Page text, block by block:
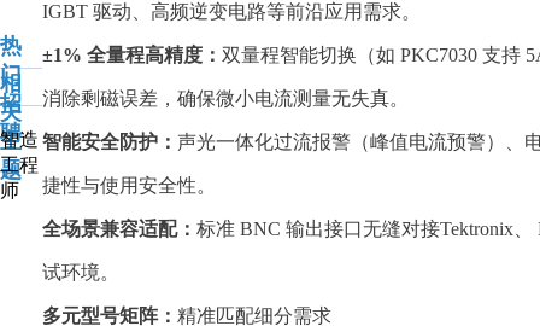
IGBT 驱动、高频逆变电路等前沿应用需求。
±1% 全量程高精度： 双量程智能切换（如 PKC7030 支持
消除剩磁误差，确保微小电流测量无失真。
智能安全防护： 声光一体化过流报警（峰值电流预警）、
捷性与使用安全性。
全场景兼容适配： 标准 BNC 输出接口无缝对接Tektronix
试环境。
多元型号矩阵： 精准匹配细分需求
热
门
招
聘
相
关
主
题
智造
工程
师